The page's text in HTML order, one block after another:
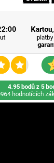
4.95 bodů z 5
hodnotících